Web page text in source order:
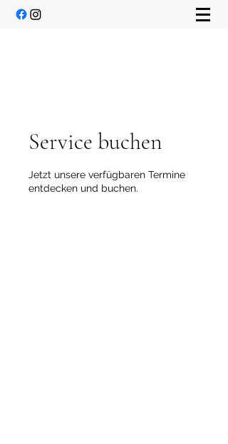
Service buchen
Jetzt unsere verfügbaren Termine
entdecken und buchen.